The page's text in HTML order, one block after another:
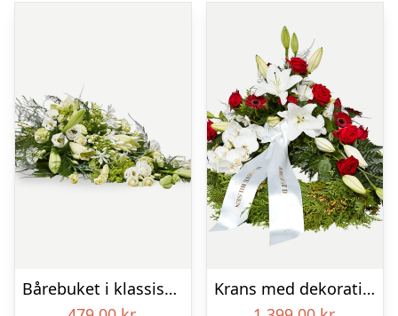
Bårebuket i klassisk stil – hvid
Krans med dekoration i klassisk stil – rød og hvid – med bånd